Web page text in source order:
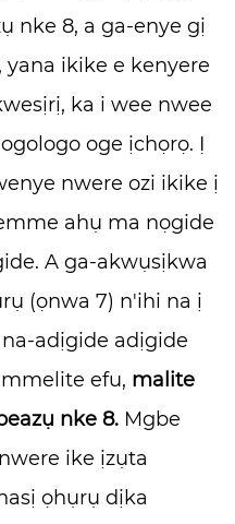
nke 8, a ga-enye gị
ikike e kenyere
ka i wee nwee
oge ịchọrọ. Ị
nwere ozi ikike ị
ahụ ma nọgide
A ga-akwụsịkwa
(ọnwa 7) n'ihi na ị
adịgide adịgide
efu, malite
nke 8. Mgbe
ike ịzụta
ọhụrụ dịka